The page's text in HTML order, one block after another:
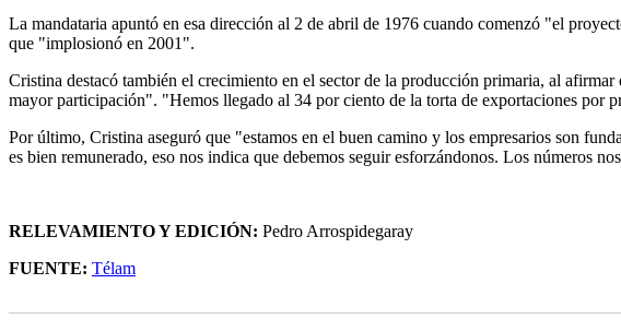
La mandataria apuntó en esa dirección al 2 de abril de 1976 cuando comenzó "el
que "implosionó en 2001".
Cristina destacó también el crecimiento en el sector de la producción primaria, al
mayor participación". "Hemos llegado al 34 por ciento de la torta de exportaciones por
Por último, Cristina aseguró que "estamos en el buen camino y los empresarios son
es bien remunerado, eso nos indica que debemos seguir esforzándonos. Los números
RELEVAMIENTO Y EDICIÓN: Pedro Arrospidegaray
FUENTE: Télam